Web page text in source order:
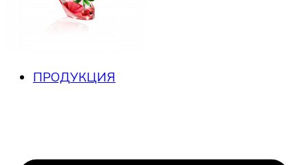
ПРОДУКЦИЯ